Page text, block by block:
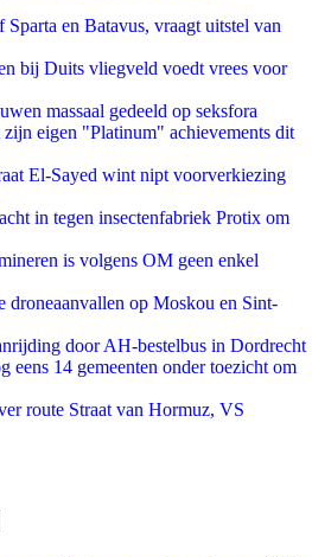
en Batavus, vraagt uitstel van
bij Duits vliegveld voedt vrees voor
massaal gedeeld op seksfora
eigen "Platinum" achievements dit
El-Sayed wint nipt voorverkiezing
in tegen insectenfabriek Protix om
is volgens OM geen enkel
droneaanvallen op Moskou en Sint-
door AH-bestelbus in Dordrecht
eens 14 gemeenten onder toezicht om
route Straat van Hormuz, VS